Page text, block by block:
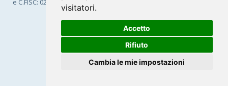
visitatori.
Accetto
Rifiuto
Cambia le mie impostazioni
e C.FISC: 02831630161